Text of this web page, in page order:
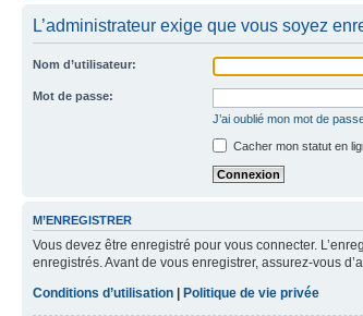
L’administrateur exige que vous soyez
Nom d’utilisateur:
Mot de passe:
J’ai oublié mon mot de
Cacher mon statut en
M’ENREGISTRER
Vous devez être enregistré pour vous connecter.
enregistrés. Avant de vous enregistrer, assurez-vous
Conditions d’utilisation
Politique de vie privée